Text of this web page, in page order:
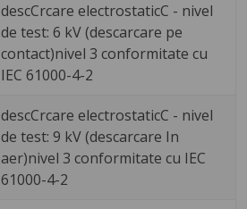
descCrcare electrostaticC - nivel
de test: 6 kV (descarcare pe
contact)nivel 3 conformitate cu
IEC 61000-4-2
descCrcare electrostaticC - nivel
de test: 9 kV (descarcare In
aer)nivel 3 conformitate cu IEC
61000-4-2